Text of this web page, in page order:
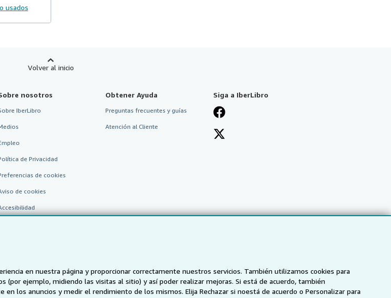
en nuestra página y proporcionar correctamente nuestros servicios. También utilizamos cookies para
ejemplo, midiendo las visitas al sitio) y así poder realizar mejoras. Si está de acuerdo, también
los anuncios y medir el rendimiento de los mismos. Elija Rechazar si noestá de acuerdo o Personalizar para
usados
Volver al inicio
nosotros
IberLibro
de Privacidad
de cookies
de cookies
Obtener Ayuda
Preguntas frecuentes y guías
Atención al Cliente
Siga a IberLibro